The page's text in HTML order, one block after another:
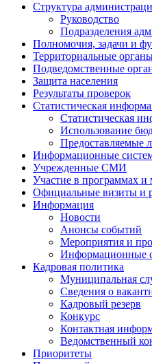
Структура
Руководство
Подразделения
Полномочия, задачи и
Территориальные
Подведомственные
Защита населения
Результаты проверок
Статистическая
Статистическая
Использование
Предоставляемые
Информационные
Учрежденные СМИ
Участие в программах и
Официальные визиты и
Информация
Новости
Анонсы событий
Мероприятия и
Информационные
Кадровая политика
Муниципальная
Сведения о
Кадровый резерв
Конкурс
Контактная
Ведомственный
Приоритеты